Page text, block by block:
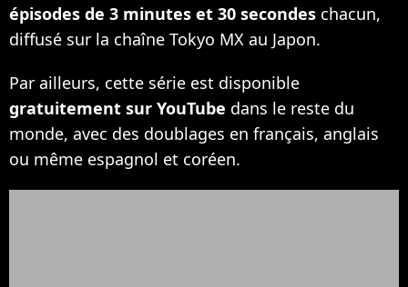
épisodes de 3 minutes et 30 secondes chacun,
diffusé sur la chaîne Tokyo MX au Japon.
Par ailleurs, cette série est disponible
gratuitement sur YouTube dans le reste du
monde, avec des doublages en français, anglais
ou même espagnol et coréen.